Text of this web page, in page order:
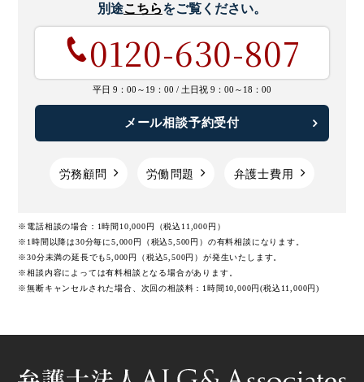
別途こちらをご覧ください。
0120-630-807
平日 9：00～19：00 / 土日祝 9：00～18：00
メール相談予約受付
労務顧問 労働問題 弁護士費用
※電話相談の場合：1時間10,000円（税込11,000円）
※1時間以降は30分毎に5,000円（税込5,500円）の有料相談になります。
※30分未満の延長でも5,000円（税込5,500円）が発生いたします。
※相談内容によっては有料相談となる場合があります。
※無断キャンセルされた場合、次回の相談料：1時間10,000円(税込11,000円)